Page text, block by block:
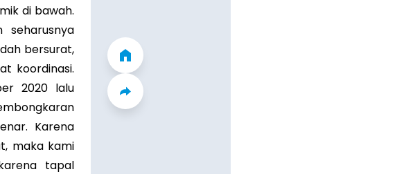
di bawah.
seharusnya
bersurat,
koordinasi.
2020 lalu
Karena
maka kami
tapal